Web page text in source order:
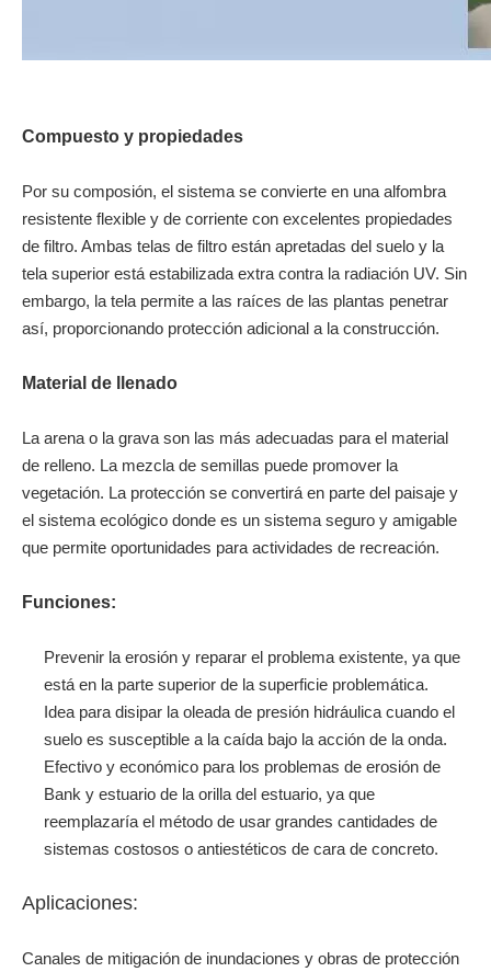
Compuesto y propiedades
Por su composión, el sistema se convierte en una alfombra
resistente flexible y de corriente con excelentes propiedades
de filtro. Ambas telas de filtro están apretadas del suelo y la
tela superior está estabilizada extra contra la radiación UV. Sin
embargo, la tela permite a las raíces de las plantas penetrar
así, proporcionando protección adicional a la construcción.
Material de llenado
La arena o la grava son las más adecuadas para el material
de relleno. La mezcla de semillas puede promover la
vegetación. La protección se convertirá en parte del paisaje y
el sistema ecológico donde es un sistema seguro y amigable
que permite oportunidades para actividades de recreación.
Funciones:
Prevenir la erosión y reparar el problema existente, ya que
está en la parte superior de la superficie problemática.
Idea para disipar la oleada de presión hidráulica cuando el
suelo es susceptible a la caída bajo la acción de la onda.
Efectivo y económico para los problemas de erosión de
Bank y estuario de la orilla del estuario, ya que
reemplazaría el método de usar grandes cantidades de
sistemas costosos o antiestéticos de cara de concreto.
Aplicaciones:
Canales de mitigación de inundaciones y obras de protección